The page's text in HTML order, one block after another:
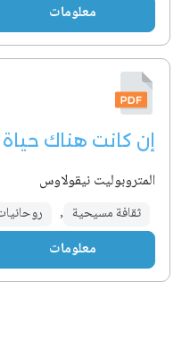
معلومات
إن كانت هناك
المتروبوليت نيقولاوس
ثقافة مسيحية ,
معلومات